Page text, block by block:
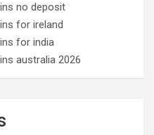
no deposit
for ireland
for india
australia 2026